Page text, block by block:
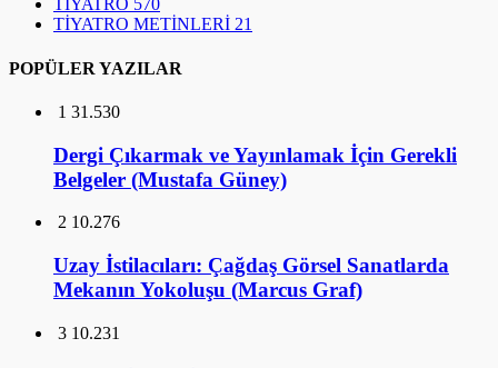
TİYATRO 570
TİYATRO METİNLERİ 21
POPÜLER YAZILAR
1 31.530
Dergi Çıkarmak ve Yayınlamak İçin Gerekli
Belgeler (Mustafa Güney)
2 10.276
Uzay İstilacıları: Çağdaş Görsel Sanatlarda
Mekanın Yokoluşu (Marcus Graf)
3 10.231